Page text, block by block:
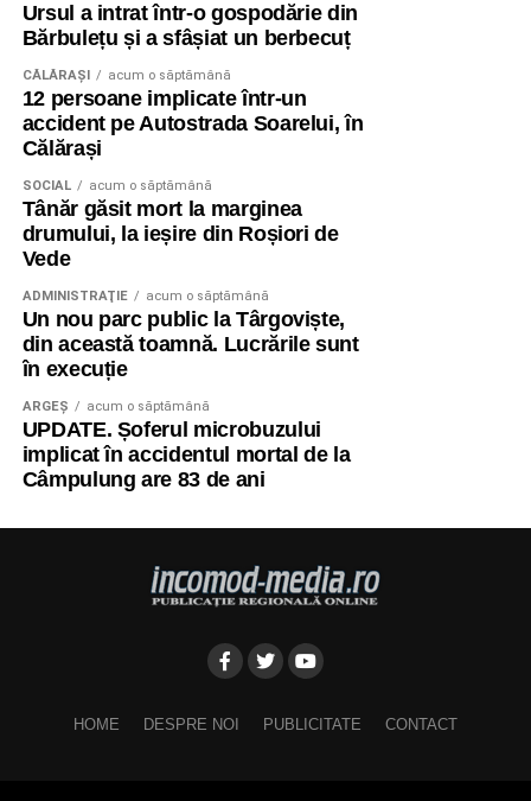
Ursul a intrat într-o gospodărie din
Bărbulețu și a sfâșiat un berbecuț
CĂLĂRAŞI acum o săptămână
12 persoane implicate într-un
accident pe Autostrada Soarelui, în
Călărași
SOCIAL acum o săptămână
Tânăr găsit mort la marginea
drumului, la ieșire din Roșiori de
Vede
ADMINISTRAŢIE acum o săptămână
Un nou parc public la Târgoviște,
din această toamnă. Lucrările sunt
în execuție
ARGEȘ acum o săptămână
UPDATE. Șoferul microbuzului
implicat în accidentul mortal de la
Câmpulung are 83 de ani
HOME DESPRE NOI PUBLICITATE CONTACT